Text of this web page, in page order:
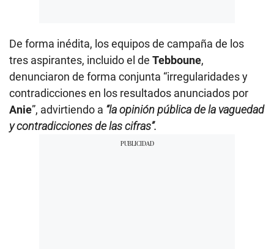
De forma inédita, los equipos de campaña de los
tres aspirantes, incluido el de Tebboune,
denunciaron de forma conjunta “irregularidades y
contradicciones en los resultados anunciados por
Anie”, advirtiendo a “la opinión pública de la vaguedad
y contradicciones de las cifras”.